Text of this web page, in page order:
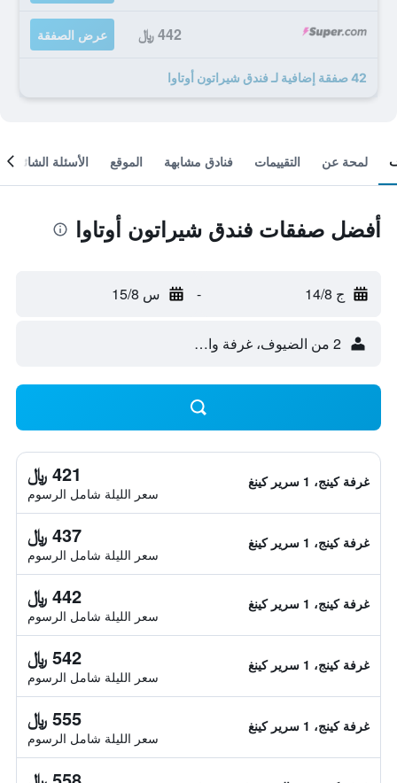
442 ﷼ عرض الصفقة
42 صفقة إضافية لـ فندق شيراتون أوتاوا
لمحة عن التقييمات فنادق مشابهة الموقع الأسئلة الشائعة
أفضل صفقات فندق شيراتون أوتاوا
ج 14/8 - س 15/8
2 من الضيوف، غرفة واحدة
غرفة كينج، 1 سرير كينغ 421 ﷼
سعر الليلة شامل الرسوم
غرفة كينج، 1 سرير كينغ 437 ﷼
سعر الليلة شامل الرسوم
غرفة كينج، 1 سرير كينغ 442 ﷼
سعر الليلة شامل الرسوم
غرفة كينج، 1 سرير كينغ 542 ﷼
سعر الليلة شامل الرسوم
غرفة كينج، 1 سرير كينغ 555 ﷼
سعر الليلة شامل الرسوم